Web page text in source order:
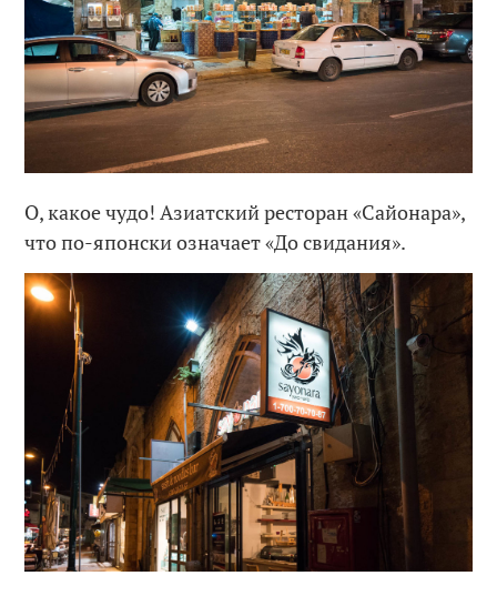
О, какое чудо! Азиатский ресторан «Сайонара»,
что по-японски означает «До свидания».